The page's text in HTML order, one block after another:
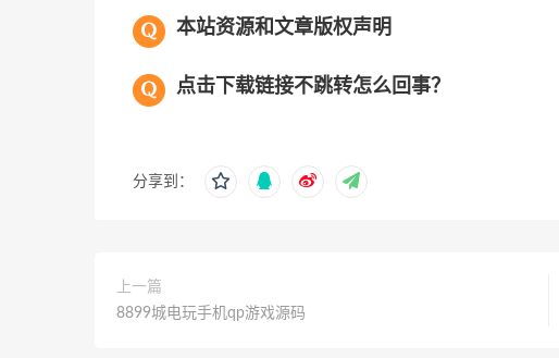
本站资源和文章版权声明
点击下载链接不跳转怎么回事？
分享到：
上一篇
8899城电玩手机qp游戏源码